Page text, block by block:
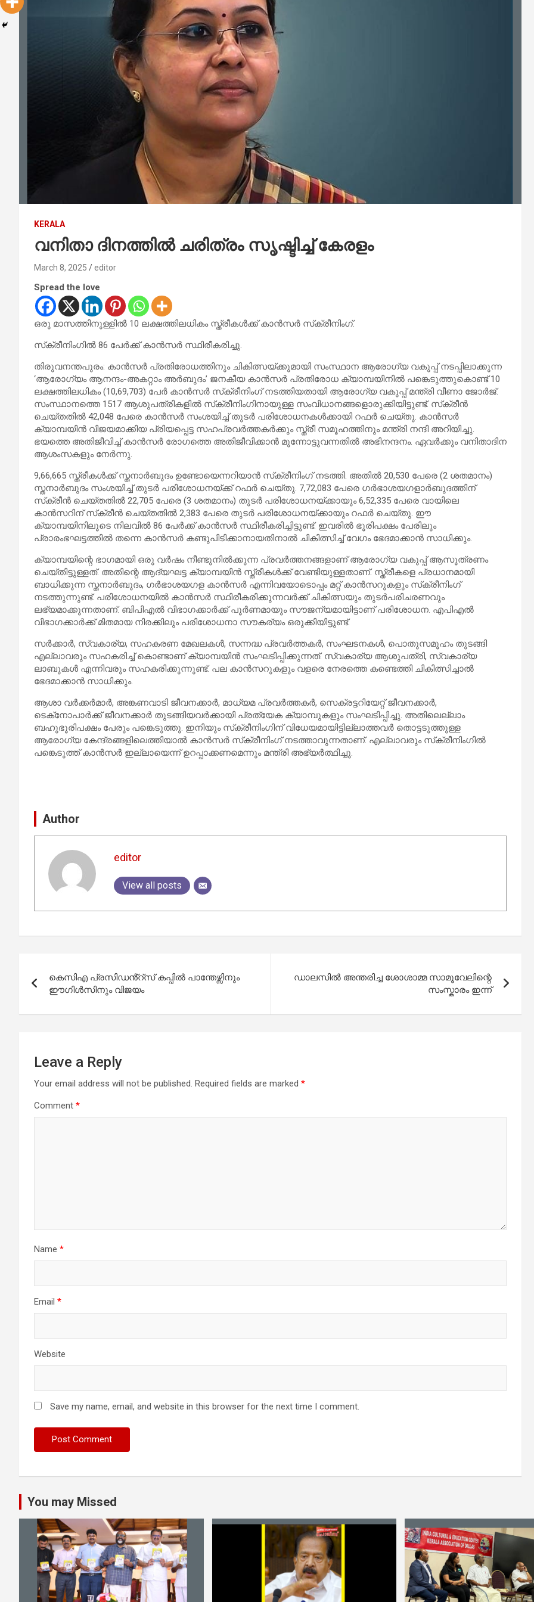
KERALA
വനിതാ ദിനത്തില്‍ ചരിത്രം സൃഷ്ടിച്ച് കേരളം
March 8, 2025 editor
Spread the love
ഒരു മാസത്തിനുള്ളില്‍ 10 ലക്ഷത്തിലധികം സ്ത്രീകള്‍ക്ക് കാന്‍സര്‍ സ്‌ക്രീനിംഗ്.
സ്‌ക്രീനിംഗില്‍ 86 പേര്‍ക്ക് കാന്‍സര്‍ സ്ഥിരീകരിച്ചു.
തിരുവനന്തപുരം: കാന്‍സര്‍ പ്രതിരോധത്തിനും ചികിത്സയ്ക്കുമായി സംസ്ഥാന ആരോഗ്യ വകുപ്പ് നടപ്പിലാക്കുന്ന
‘ആരോഗ്യം ആനന്ദം-അകറ്റാം അര്‍ബുദം’ ജനകീയ കാന്‍സര്‍ പ്രതിരോധ ക്യാമ്പയിനില്‍ പങ്കെടുത്തുകൊണ്ട് 10
ലക്ഷത്തിലധികം (10,69,703) പേര്‍ കാന്‍സര്‍ സ്‌ക്രീനിംഗ് നടത്തിയതായി ആരോഗ്യ വകുപ്പ് മന്ത്രി വീണാ ജോര്‍ജ്.
സംസ്ഥാനത്തെ 1517 ആശുപത്രികളില്‍ സ്‌ക്രീനിംഗിനായുള്ള സംവിധാനങ്ങളൊരുക്കിയിട്ടുണ്ട്. സ്‌ക്രീന്‍
ചെയ്തതില്‍ 42,048 പേരെ കാന്‍സര്‍ സംശയിച്ച് തുടര്‍ പരിശോധനകള്‍ക്കായി റഫര്‍ ചെയ്തു. കാന്‍സര്‍
ക്യാമ്പയിന്‍ വിജയമാക്കിയ പ്രിയപ്പെട്ട സഹപ്രവര്‍ത്തകര്‍ക്കും സ്ത്രീ സമൂഹത്തിനും മന്ത്രി നന്ദി അറിയിച്ചു.
ഭയത്തെ അതിജീവിച്ച് കാന്‍സര്‍ രോഗത്തെ അതിജീവിക്കാന്‍ മുന്നോട്ടുവന്നതില്‍ അഭിനന്ദനം. ഏവര്‍ക്കും വനിതാദിന
ആശംസകളും നേര്‍ന്നു.
9,66,665 സ്ത്രീകള്‍ക്ക് സ്തനാര്‍ബുദം ഉണ്ടോയെന്നറിയാന്‍ സ്‌ക്രീനിംഗ് നടത്തി. അതില്‍ 20,530 പേരെ (2 ശതമാനം)
സ്തനാര്‍ബുദം സംശയിച്ച് തുടര്‍ പരിശോധനയ്ക്ക് റഫര്‍ ചെയ്തു. 7,72,083 പേരെ ഗര്‍ഭാശയഗളാര്‍ബുദത്തിന്
സ്‌ക്രീന്‍ ചെയ്തതില്‍ 22,705 പേരെ (3 ശതമാനം) തുടര്‍ പരിശോധനയ്ക്കായും 6,52,335 പേരെ വായിലെ
കാന്‍സറിന് സ്‌ക്രീന്‍ ചെയ്തതില്‍ 2,383 പേരെ തുടര്‍ പരിശോധനയ്ക്കായും റഫര്‍ ചെയ്തു. ഈ
ക്യാമ്പയിനിലൂടെ നിലവില്‍ 86 പേര്‍ക്ക് കാന്‍സര്‍ സ്ഥിരീകരിച്ചിട്ടുണ്ട്. ഇവരില്‍ ഭൂരിപക്ഷം പേരിലും
പ്രാരംഭഘട്ടത്തില്‍ തന്നെ കാന്‍സര്‍ കണ്ടുപിടിക്കാനായതിനാല്‍ ചികിത്സിച്ച് വേഗം ഭേദമാക്കാന്‍ സാധിക്കും.
ക്യാമ്പയിന്റെ ഭാഗമായി ഒരു വര്‍ഷം നീണ്ടുനില്‍ക്കുന്ന പ്രവര്‍ത്തനങ്ങളാണ് ആരോഗ്യ വകുപ്പ് ആസൂത്രണം
ചെയ്തിട്ടുള്ളത്. അതിന്റെ ആദ്യഘട്ട ക്യാമ്പയിന്‍ സ്ത്രീകള്‍ക്ക് വേണ്ടിയുള്ളതാണ്. സ്ത്രീകളെ പ്രധാനമായി
ബാധിക്കുന്ന സ്തനാര്‍ബുദം, ഗര്‍ഭാശയഗള കാന്‍സര്‍ എന്നിവയോടൊപ്പം മറ്റ് കാന്‍സറുകളും സ്‌ക്രീനിംഗ്
നടത്തുന്നുണ്ട്. പരിശോധനയില്‍ കാന്‍സര്‍ സ്ഥിരീകരിക്കുന്നവര്‍ക്ക് ചികിത്സയും തുടര്‍പരിചരണവും
ലഭ്യമാക്കുന്നതാണ്. ബിപിഎല്‍ വിഭാഗക്കാര്‍ക്ക് പൂര്‍ണമായും സൗജന്യമായിട്ടാണ് പരിശോധന. എപിഎല്‍
വിഭാഗക്കാര്‍ക്ക് മിതമായ നിരക്കിലും പരിശോധനാ സൗകര്യം ഒരുക്കിയിട്ടുണ്ട്.
സര്‍ക്കാര്‍, സ്വകാര്യ, സഹകരണ മേഖലകള്‍, സന്നദ്ധ പ്രവര്‍ത്തകര്‍, സംഘടനകള്‍, പൊതുസമൂഹം തുടങ്ങി
എല്ലാവരും സഹകരിച്ച് കൊണ്ടാണ് ക്യാമ്പയിന്‍ സംഘടിപ്പിക്കുന്നത്. സ്വകാര്യ ആശുപത്രി, സ്വകാര്യ
ലാബുകള്‍ എന്നിവരും സഹകരിക്കുന്നുണ്ട്. പല കാന്‍സറുകളും വളരെ നേരത്തെ കണ്ടെത്തി ചികിത്സിച്ചാല്‍
ഭേദമാക്കാന്‍ സാധിക്കും.
ആശാ വര്‍ക്കര്‍മാര്‍, അങ്കണവാടി ജീവനക്കാര്‍, മാധ്യമ പ്രവര്‍ത്തകര്‍, സെക്രട്ടറിയേറ്റ് ജീവനക്കാര്‍,
ടെക്‌നോപാര്‍ക്ക് ജീവനക്കാര്‍ തുടങ്ങിയവര്‍ക്കായി പ്രത്യേക ക്യാമ്പുകളും സംഘടിപ്പിച്ചു. അതിലെല്ലാം
ബഹുഭൂരിപക്ഷം പേരും പങ്കെടുത്തു. ഇനിയും സ്‌ക്രീനിംഗിന് വിധേയമായിട്ടില്ലാത്തവര്‍ തൊട്ടടുത്തുള്ള
ആരോഗ്യ കേന്ദ്രങ്ങളിലെത്തിയാല്‍ കാന്‍സര്‍ സ്‌ക്രീനിംഗ് നടത്താവുന്നതാണ്. എല്ലാവരും സ്‌ക്രീനിംഗില്‍
പങ്കെടുത്ത് കാന്‍സര്‍ ഇല്ലായെന്ന് ഉറപ്പാക്കണമെന്നും മന്ത്രി അഭ്യര്‍ത്ഥിച്ചു.
Author
editor
View all posts
navigation
കെസിഎ പ്രസിഡൻ്റ്സ് കപ്പിൽ പാന്തേഴ്സിനും
ഈഗിൾസിനും വിജയം
ഡാലസിൽ അന്തരിച്ച ശോശാമ്മ സാമൂവേലിന്റെ
സംസ്കാരം ഇന്ന്
Leave a Reply
Your email address will not be published. Required fields are marked *
Comment *
Name *
Email *
Website
Save my name, email, and website in this browser for the next time I comment.
You may Missed